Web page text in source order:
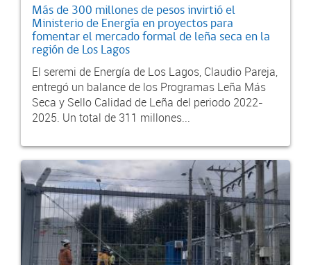
Más de 300 millones de pesos invirtió el
Ministerio de Energía en proyectos para
fomentar el mercado formal de leña seca en la
región de Los Lagos
El seremi de Energía de Los Lagos, Claudio Pareja,
entregó un balance de los Programas Leña Más
Seca y Sello Calidad de Leña del periodo 2022-
2025. Un total de 311 millones...